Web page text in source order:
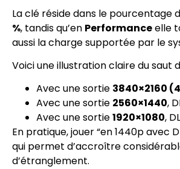
La clé réside dans le pourcentage
%, tandis qu’en Performanceelle
aussi la charge supportée par le
Voici une illustration claire du saut
Avec une sortie 3840×2160
Avec une sortie 2560×1440,
Avec une sortie1920×1080,
En pratique, jouer “en 1440p avec
qui permet d’accroître
d’étranglement.